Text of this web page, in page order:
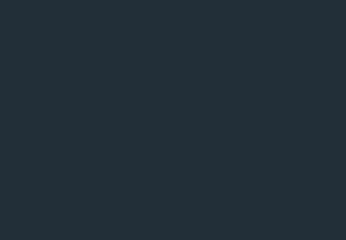
purvinų, dulkėtų patalpų šildymui/vėsinimui
P, PUHZ-ZRP, PUHZ-SHW,PUZ-ZM
valdymo sąsaja